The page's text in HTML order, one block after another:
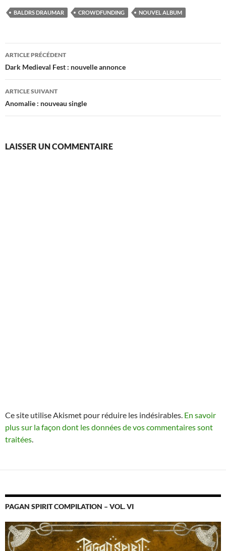
BALDRS DRAUMAR CROWDFUNDING NOUVEL ALBUM
Navigation
des
articles
ARTICLE PRÉCÉDENT
Dark Medieval Fest : nouvelle annonce
ARTICLE SUIVANT
Anomalie : nouveau single
LAISSER UN COMMENTAIRE
Ce site utilise Akismet pour réduire les indésirables. En savoir
plus sur la façon dont les données de vos commentaires sont
traitées
PAGAN SPIRIT COMPILATION – VOL. VI